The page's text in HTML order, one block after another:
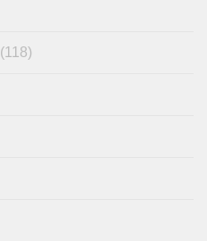
(118)